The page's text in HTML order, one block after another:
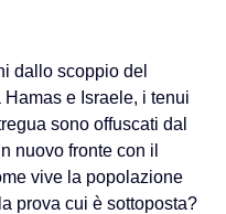
dallo scoppio del
Hamas e Israele, i tenui
sono offuscati dal
nuovo fronte con il
vive la popolazione
prova cui è sottoposta?